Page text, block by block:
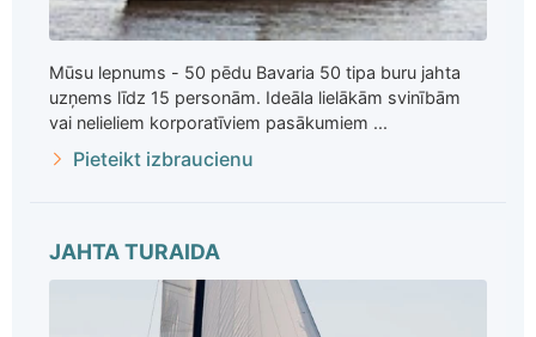
Mūsu lepnums - 50 pēdu Bavaria 50 tipa buru jahta
uzņems līdz 15 personām. Ideāla lielākām svinībām
vai nelieliem korporatīviem pasākumiem ...
Pieteikt izbraucienu
JAHTA TURAIDA